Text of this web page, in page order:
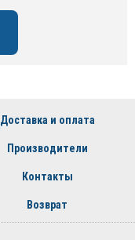
Доставка и оплата
Производители
Контакты
Возврат